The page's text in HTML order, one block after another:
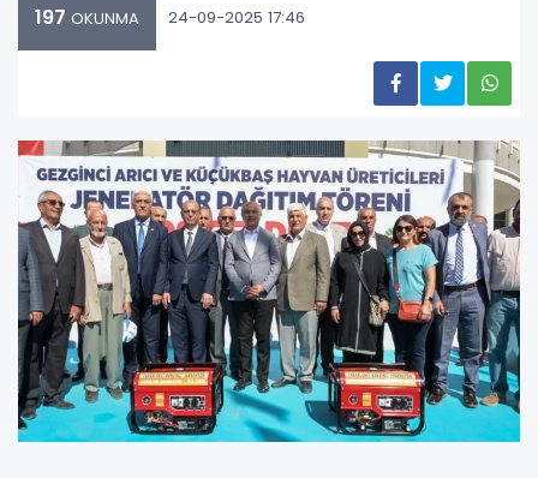
197 OKUNMA 24-09-2025 17:46